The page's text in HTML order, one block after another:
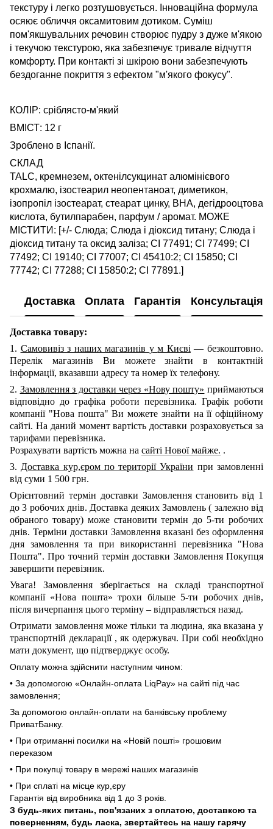
текстуру і легко розтушовується. Інноваційна формула
осяює обличчя оксамитовим дотиком. Суміш
пом'якшувальних речовин створює пудру з дуже м'якою
і текучою текстурою, яка забезпечує тривале відчуття
комфорту. При контакті зі шкірою вони забезпечують
бездоганне покриття з ефектом "м'якого фокусу".
КОЛІР: сріблясто-м'який
ВМІСТ: 12 г
Зроблено в Іспанії.
СКЛАД
TALC, кремнезем, октенілсукцинат алюмінієвого
крохмалю, ізостеарил неопентаноат, диметикон,
ізопропіл ізостеарат, стеарат цинку, BHA, дегідрооцтова
кислота, бутилпарабен, парфум / аромат. МОЖЕ
МІСТИТИ: [+/- Слюда; Слюда і діоксид титану; Слюда і
діоксид титану та оксид заліза; CI 77491; CI 77499; CI
77492; CI 19140; CI 77007; CI 45410:2; CI 15850; CI
77742; CI 77288; CI 15850:2; CI 77891.]
Доставка Оплата Гарантія Консультація
Доставка товару:
1. Самовивіз з нашихмагазинів ум Києві — безкоштовно.
Перелік магазинів Ви можете знайти в контактній
інформації, вказавши адресу та номер їх телефону.
2. Замовлення з доставки через «Нову пошту» приймаються
відповідно до графіка роботи перевізника. Графік роботи
компанії "Нова пошта" Ви можете знайти на її офіційному
сайті. На даний момент вартість доставки розраховується за
тарифами перевізника.
Розрахувати вартість можна на сайті Нової майже. .
3. Доставка кур,єром по території України при замовленні
від суми 1 500 грн.
Орієнтовний термін доставки Замовлення становить від 1
до 3 робочих днів. Доставка деяких Замовлень( залежно від
обраного товару) може становити термін до 5-ти робочих
днів. Терміни доставки Замовлення вказані без оформлення
дня замовлення та при використанні перевізника "Нова
Пошта". Про точний термін доставки Замовлення Покупця
завершити перевізник.
Увага! Замовлення зберігається на складі транспортної
компанії «Нова пошта»трохи більше 5-ти робочих днів,
після вичерпання цього терміну – відправляється назад.
Отримати замовлення може тільки та людина, яка вказана у
транспортній декларації , як одержувач. При собі необхідно
мати документ, що підтверджує особу.
Оплату можна здійснити наступним чином:
• За допомогою «Онлайн-оплата LiqPay» на сайті під час
замовлення;
За допомогою онлайн-оплати на банківську проблему
ПриватБанку.
• При отриманні посилки на «Новій пошті» грошовим
переказом
• При покупці товару в мережі наших магазинів
• При сплаті на місце кур,єру
Гарантія від виробника від 1 до 3 років.
З будь-яких питань, пов'язаних з оплатою, доставкою та
поверненням, будь ласка, звертайтесь на нашу гарячу